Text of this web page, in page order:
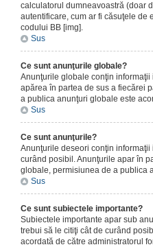
calculatorul dumneavoastră (doar
autentificare, cum ar fi căsuţele de
codului BB [img].
Sus
Ce sunt anunţurile globale?
Anunţurile globale conţin
apărea în partea de sus a fiecărei
a publica anunţuri globale este
Sus
Ce sunt anunţurile?
Anunţurile deseori conţin
curând posibil. Anunţurile apar în
globale, permisiunea de a publica
Sus
Ce sunt subiectele importante?
Subiectele importante apar sub
trebui să le citiţi cât de curând
acordată de către administratorul